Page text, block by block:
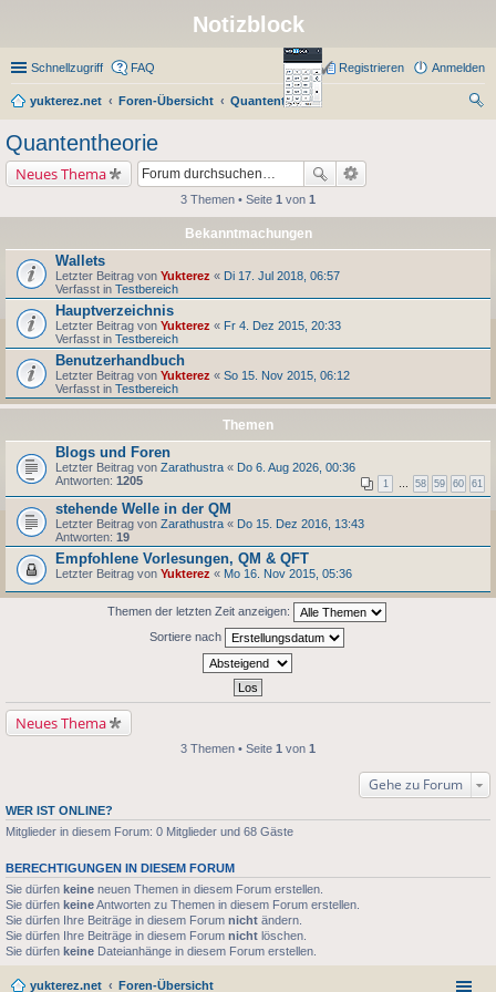
Notizblock
Schnellzugriff FAQ Anmelden
Registrieren
yukterez.net Foren-Übersicht
Quantentheorie
Quantentheorie
Neues Thema
3 Themen • Seite 1 von 1
Bekanntmachungen
Wallets
Letzter Beitrag von Yukterez « Di 17. Jul 2018, 06:57
Verfasst in Testbereich
Hauptverzeichnis
Letzter Beitrag von Yukterez « Fr 4. Dez 2015, 20:33
Verfasst in Testbereich
Benutzerhandbuch
Letzter Beitrag von Yukterez « So 15. Nov 2015, 06:12
Verfasst in Testbereich
Themen
Blogs und Foren
Letzter Beitrag von Zarathustra « Do 6. Aug 2026, 00:36
Antworten: 1205 1 … 58 59 60 61
stehende Welle in der QM
Letzter Beitrag von Zarathustra « Do 15. Dez 2016, 13:43
Antworten: 19
Empfohlene Vorlesungen, QM & QFT
Letzter Beitrag von Yukterez « Mo 16. Nov 2015, 05:36
Themen der letzten Zeit anzeigen:
Sortiere nach
Neues Thema
3 Themen • Seite 1 von 1
Gehe zu Forum
WER IST ONLINE?
Mitglieder in diesem Forum: 0 Mitglieder und 68 Gäste
BERECHTIGUNGEN IN DIESEM FORUM
Sie dürfen keine neuen Themen in diesem Forum erstellen.
Sie dürfen keineAntworten zu Themen in diesem Forum erstellen.
Sie dürfen Ihre Beiträge in diesem Forum nicht ändern.
Sie dürfen Ihre Beiträge in diesem Forum nicht löschen.
Sie dürfen keine Dateianhänge in diesem Forum erstellen.
yukterez.net Foren-Übersicht